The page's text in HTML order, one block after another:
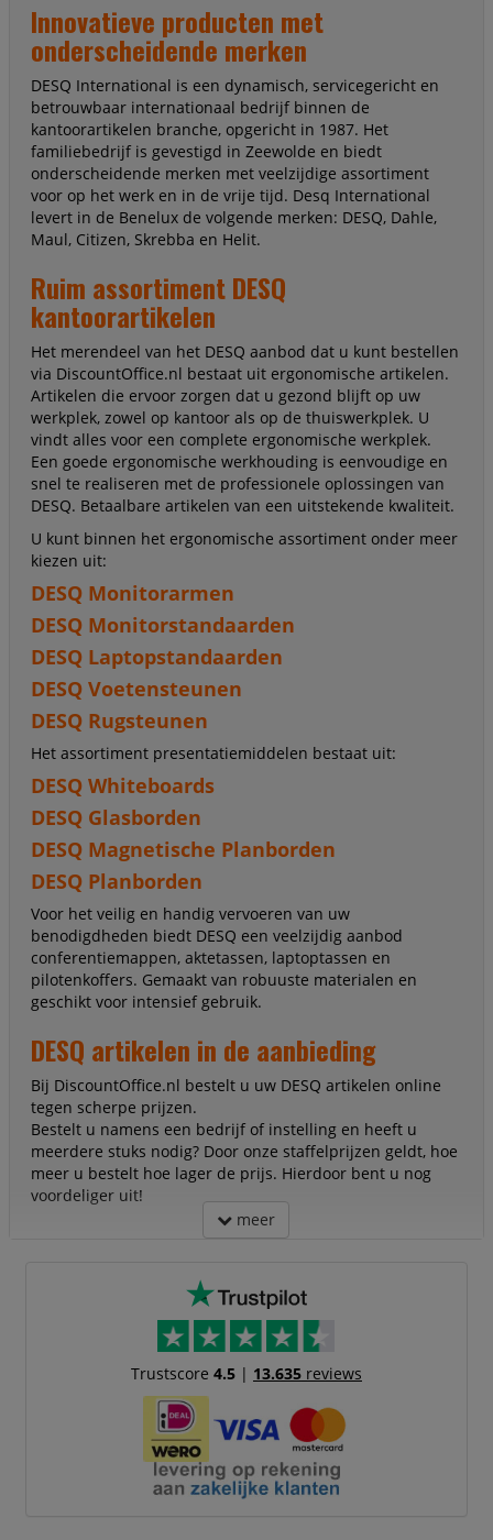
Innovatieve producten met
onderscheidende merken
DESQ International is een dynamisch, servicegericht en
betrouwbaar internationaal bedrijf binnen de
kantoorartikelen branche, opgericht in 1987. Het
familiebedrijf is gevestigd in Zeewolde en biedt
onderscheidende merken met veelzijdige assortiment
voor op het werk en in de vrije tijd. Desq International
levert in de Benelux de volgende merken: DESQ, Dahle,
Maul, Citizen, Skrebba en Helit.
Ruim assortiment DESQ
kantoorartikelen
Het merendeel van het DESQ aanbod dat u kunt bestellen
via DiscountOffice.nl bestaat uit ergonomische artikelen.
Artikelen die ervoor zorgen dat u gezond blijft op uw
werkplek, zowel op kantoor als op de thuiswerkplek. U
vindt alles voor een complete ergonomische werkplek.
Een goede ergonomische werkhouding is eenvoudige en
snel te realiseren met de professionele oplossingen van
DESQ. Betaalbare artikelen van een uitstekende kwaliteit.
U kunt binnen het ergonomische assortiment onder meer
kiezen uit:
DESQ Monitorarmen
DESQ Monitorstandaarden
DESQ Laptopstandaarden
DESQ Voetensteunen
DESQ Rugsteunen
Het assortiment presentatiemiddelen bestaat uit:
DESQ Whiteboards
DESQ Glasborden
DESQ Magnetische Planborden
DESQ Planborden
Voor het veilig en handig vervoeren van uw
benodigdheden biedt DESQ een veelzijdig aanbod
conferentiemappen, aktetassen, laptoptassen en
pilotenkoffers. Gemaakt van robuuste materialen en
geschikt voor intensief gebruik.
DESQ artikelen in de aanbieding
Bij DiscountOffice.nl bestelt u uw DESQ artikelen online
tegen scherpe prijzen.
Bestelt u namens een bedrijf of instelling en heeft u
meerdere stuks nodig? Door onze staffelprijzen geldt, hoe
meer u bestelt hoe lager de prijs. Hierdoor bent u nog
voordeliger uit!
meer
Trustscore 4.5| 13.635reviews